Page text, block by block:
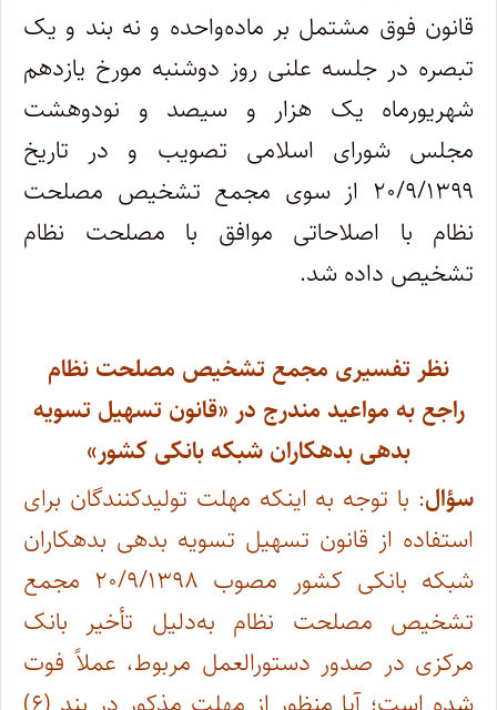
قانون فوق مشتمل بر ماده‌واحده و نه بند و یک
تبصره در جلسه علنی روز دوشنبه مورخ یازدهم
شهریورماه یک هزار و سیصد و نودوهشت
مجلس شورای اسلامی تصویب و در تاریخ
۲۰/۹/۱۳۹۹ از سوی مجمع تشخیص مصلحت
نظام با اصلاحاتی موافق با مصلحت نظام
تشخیص داده شد.
نظر تفسیری مجمع تشخیص مصلحت نظام
راجع به مواعید مندرج در «قانون تسهیل تسویه
بدهی بدهکاران شبکه بانکی کشور»
سؤال: با توجه به اینکه مهلت تولیدکنندگان برای
استفاده از قانون تسهیل تسویه بدهی بدهکاران
شبکه بانکی کشور مصوب ۲۰/۹/۱۳۹۸ مجمع
تشخیص مصلحت نظام به‌دلیل تأخیر بانک
مرکزی در صدور دستورالعمل مربوط، عملاً فوت